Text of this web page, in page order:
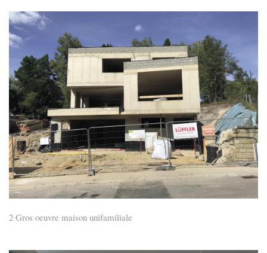
2 Gros oeuvre maison unifamiliale